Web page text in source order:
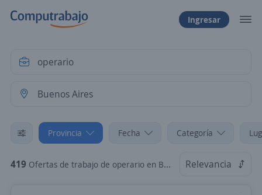
Ingresar
Provincia Fecha Categoría
419 Ofertas de trabajo de operario en Buenos Aires Relevancia